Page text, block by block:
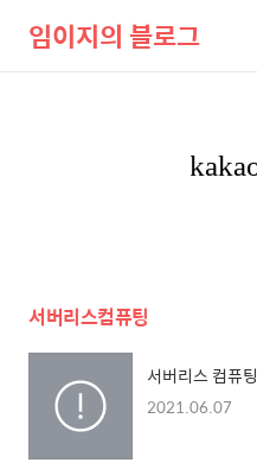
임이지의 블로그
서버리스컴퓨팅
서버리스 컴퓨팅
2021.06.07